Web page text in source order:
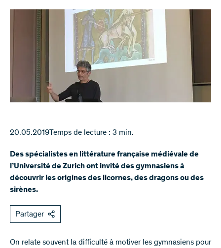
20.05.2019Temps de lecture : 3 min.
Des spécialistes en littérature française médiévale de
l’Université de Zurich ont invité des gymnasiens à
découvrir les origines des licornes, des dragons ou des
sirènes.
Partager
On relate souvent la difficulté à motiver les gymnasiens pour